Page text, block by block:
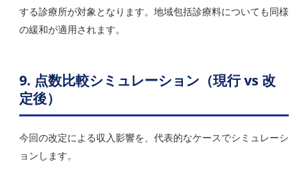
する診療所が対象となります。地域包括診療料についても同様
の緩和が適用されます。
9. 点数比較シミュレーション（現行 vs 改
定後）
今回の改定による収入影響を、代表的なケースでシミュレーシ
ョンします。